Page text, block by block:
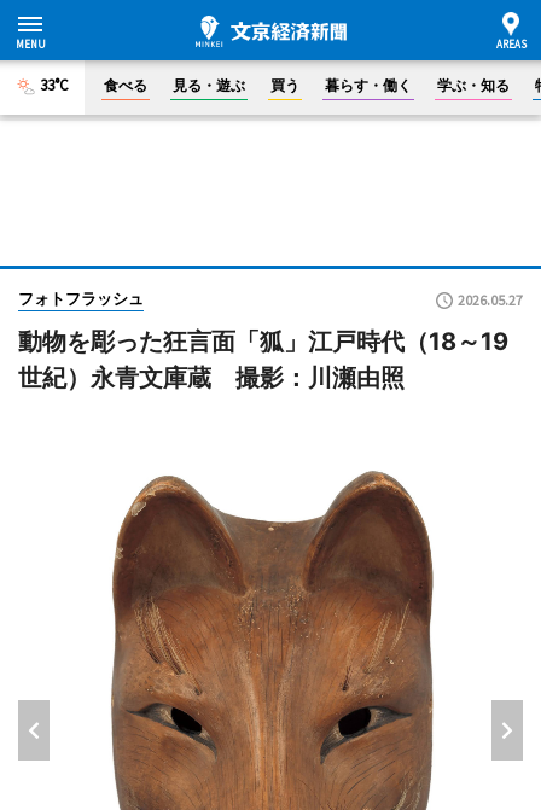
33°C 食べる 見る・遊ぶ 買う 暮らす・働く 学ぶ・知る
フォトフラッシュ 2026.05.27
動物を彫った狂言面「狐」江戸時代（18～19
世紀）永青文庫蔵 撮影：川瀬由照